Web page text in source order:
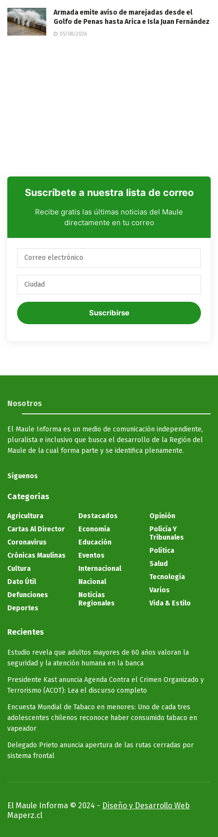
​Armada emite aviso de marejadas desde el
Golfo de Penas hasta Arica e Isla Juan Fernández
05/08/2026
Suscríbete a nuestra lista de correo
Recibe gratis las últimas noticias del Maule
directamente en tu correo
Suscribirse
Nosotros
El Maule Informa es un medio de comunicación independiente,
pluralista e inclusivo que busca el desarrollo de la Región del
Maule de la cual forma parte y se identifica plenamente.
Síguenos
Categorías
Agricultura
Cartas Al Director
Coronavirus
Crónicas Maulinas
Cultura
Dato Útil
Defunciones
Deportes
Destacados
Economía
Educación
Eventos
Internacional
Nacional
Noticias
Regionales
Opinión
Policía Y
Tribunales
Política
Salud
Tecnología
Varios
Vida & Estilo
Recientes
Estudio revela que adultos mayores de 60 años valoran la
seguridad y la atención humana en la banca
Presidente Kast anuncia Agenda Contra el Crimen Organizado y
Terrorismo (ACOT): Lea el discurso completo
Encuesta Mundial de Tabaco en menores: Uno de cada tres
adolescentes chilenos reconoce haber consumido tabaco en
vapeador
Delegado Prieto anuncia apertura de las rutas cerradas por
sistema frontal
El Maule Informa © 2024 - Diseño y Desarrollo Web
Maperz.cl